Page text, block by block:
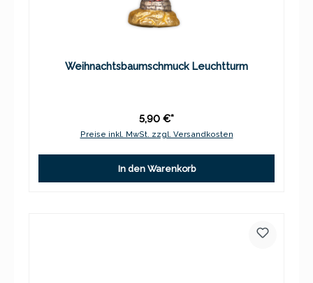
Weihnachtsbaumschmuck Leuchtturm
5,90 €*
Preise inkl. MwSt. zzgl. Versandkosten
In den Warenkorb